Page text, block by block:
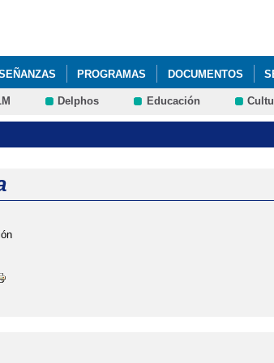
PROGRAMAS DOCUMENTOS
Delphos Educación